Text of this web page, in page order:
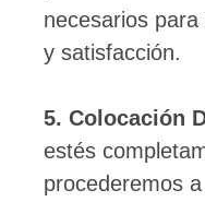
necesarios
y satisfacción.
5. Colocación
estés
procederemos